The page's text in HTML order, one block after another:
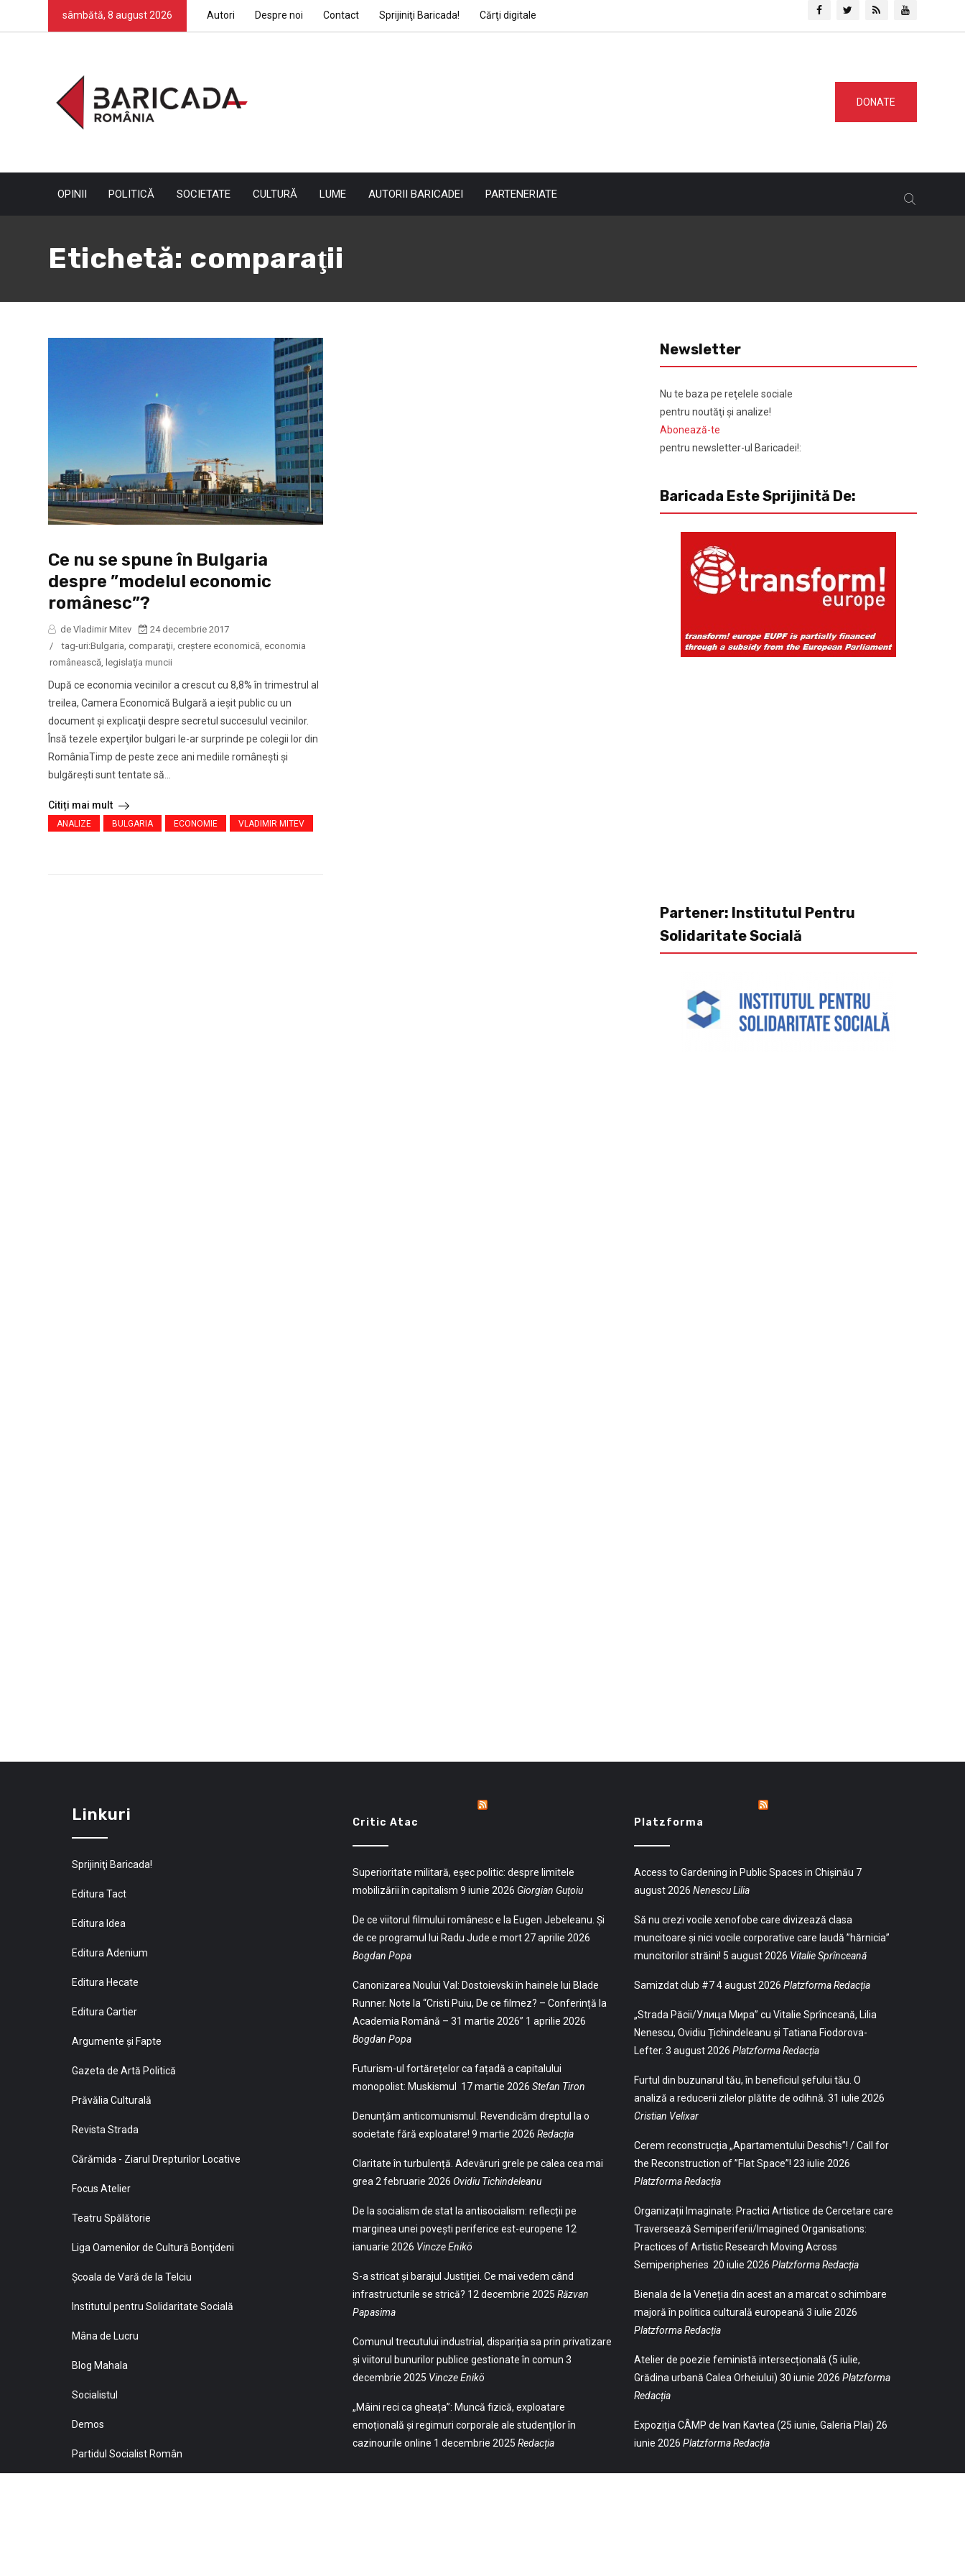
sâmbătă, 8 august 2026 Autori Despre noi Contact Sprijiniţi Baricada! Cărţi digitale
DONATE
OPINII POLITICĂ SOCIETATE CULTURĂ LUME AUTORII BARICADEI PARTENERIATE
Etichetă: comparaţii
Ce nu se spune în Bulgaria
despre ”modelul economic
românesc”?
de Vladimir Mitev
24 decembrie 2017
/
tag-uri:Bulgaria, comparaţii, creştere economică, economia
românească, legislaţia muncii
După ce economia vecinilor a crescut cu 8,8% în trimestrul al
treilea, Camera Economică Bulgară a ieşit public cu un
document şi explicaţii despre secretul succesulul vecinilor.
Însă tezele experţilor bulgari le-ar surprinde pe colegii lor din
RomâniaTimp de peste zece ani mediile româneşti şi
bulgăreşti sunt tentate să...
Citiți mai mult
ANALIZE BULGARIA ECONOMIE VLADIMIR MITEV
Newsletter
Nu te baza pe reţelele sociale
pentru noutăţi şi analize!
Abonează-te
pentru newsletter-ul Baricadei!:
Baricada Este Sprijinită De:
Partener: Institutul Pentru
Solidaritate Socială
Linkuri
Sprijiniţi Baricada!
Editura Tact
Editura Idea
Editura Adenium
Editura Hecate
Editura Cartier
Argumente și Fapte
Gazeta de Artă Politică
Prăvălia Culturală
Revista Strada
Cărămida - Ziarul Drepturilor Locative
Focus Atelier
Teatru Spălătorie
Liga Oamenilor de Cultură Bonţideni
Şcoala de Vară de la Telciu
Institutul pentru Solidaritate Socială
Mâna de Lucru
Blog Mahala
Socialistul
Demos
Partidul Socialist Român
Critic Atac
Superioritate militară, eșec politic: despre limitele
mobilizării în capitalism 9 iunie 2026 Giorgian Guțoiu
De ce viitorul filmului românesc e la Eugen Jebeleanu. Și
de ce programul lui Radu Jude e mort 27 aprilie 2026
Bogdan Popa
Canonizarea Noului Val: Dostoievski în hainele lui Blade
Runner. Note la “Cristi Puiu, De ce filmez? – Conferință la
Academia Română – 31 martie 2026” 1 aprilie 2026
Bogdan Popa
Futurism-ul fortărețelor ca fațadă a capitalului
monopolist: Muskismul 17 martie 2026 Stefan Tiron
Denunțăm anticomunismul. Revendicăm dreptul la o
societate fără exploatare! 9 martie 2026 Redacția
Claritate în turbulență. Adevăruri grele pe calea cea mai
grea 2 februarie 2026 Ovidiu Tichindeleanu
De la socialism de stat la antisocialism: reflecții pe
marginea unei povești periferice est-europene 12
ianuarie 2026 Vincze Enikö
S-a stricat și barajul Justiției. Ce mai vedem când
infrastructurile se strică? 12 decembrie 2025 Răzvan
Papasima
Comunul trecutului industrial, dispariția sa prin privatizare
și viitorul bunurilor publice gestionate în comun 3
decembrie 2025 Vincze Enikö
„Mâini reci ca gheața”: Muncă fizică, exploatare
emoțională și regimuri corporale ale studenților în
cazinourile online 1 decembrie 2025 Redacția
Platzforma
Access to Gardening in Public Spaces in Chișinău 7
august 2026 Nenescu Lilia
Să nu crezi vocile xenofobe care divizează clasa
muncitoare și nici vocile corporative care laudă ”hărnicia”
muncitorilor străini! 5 august 2026 Vitalie Sprînceană
Samizdat club #7 4 august 2026 Platzforma Redacția
„Strada Păcii/Улица Мира” cu Vitalie Sprînceană, Lilia
Nenescu, Ovidiu Țichindeleanu și Tatiana Fiodorova-
Lefter. 3 august 2026 Platzforma Redacția
Furtul din buzunarul tău, în beneficiul șefului tău. O
analiză a reducerii zilelor plătite de odihnă. 31 iulie 2026
Cristian Velixar
Cerem reconstrucția „Apartamentului Deschis”! / Call for
the Reconstruction of ”Flat Space”! 23 iulie 2026
Platzforma Redacția
Organizații Imaginate: Practici Artistice de Cercetare care
Traversează Semiperiferii/Imagined Organisations:
Practices of Artistic Research Moving Across
Semiperipheries 20 iulie 2026 Platzforma Redacția
Bienala de la Veneția din acest an a marcat o schimbare
majoră în politica culturală europeană 3 iulie 2026
Platzforma Redacția
Atelier de poezie feministă intersecțională (5 iulie,
Grădina urbană Calea Orheiului) 30 iunie 2026 Platzforma
Redacția
Expoziția CÂMP de Ivan Kavtea (25 iunie, Galeria Plai) 26
iunie 2026 Platzforma Redacția